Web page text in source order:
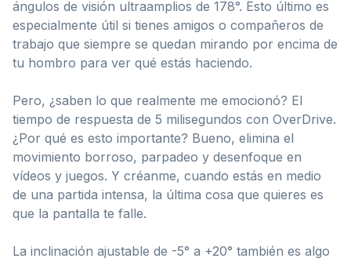
ángulos de visión ultraamplios de 178°. Esto último es
especialmente útil si tienes amigos o compañeros de
trabajo que siempre se quedan mirando por encima de
tu hombro para ver qué estás haciendo.
Pero, ¿saben lo que realmente me emocionó? El
tiempo de respuesta de 5 milisegundos con OverDrive.
¿Por qué es esto importante? Bueno, elimina el
movimiento borroso, parpadeo y desenfoque en
vídeos y juegos. Y créanme, cuando estás en medio
de una partida intensa, la última cosa que quieres es
que la pantalla te falle.
La inclinación ajustable de -5° a +20° también es algo